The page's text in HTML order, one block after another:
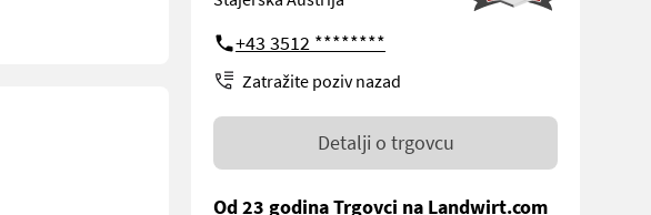
+43 3512 ********
Zatražite poziv nazad
Detalji o trgovcu
Od 23 godina Trgovci na Landwirt.com